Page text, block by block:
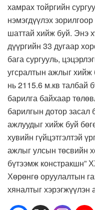
хамрах тойргийн
нэмэгдүүлэх
шаттай хийж буй. Энэ
дүүргийн 33 дугаар
бага сургууль,
угсралтын ажлыг хийж
нь 2115.6 м.кв талбай
барилга байхаар
барилгын дотор засал
ажлуудыг хийж буй
хувийн гүйцэтгэлтэй
ажлыг улсын төсвийн
бүтээмж констракшн”
Хөрөнгө оруулалтын
хяналтыг